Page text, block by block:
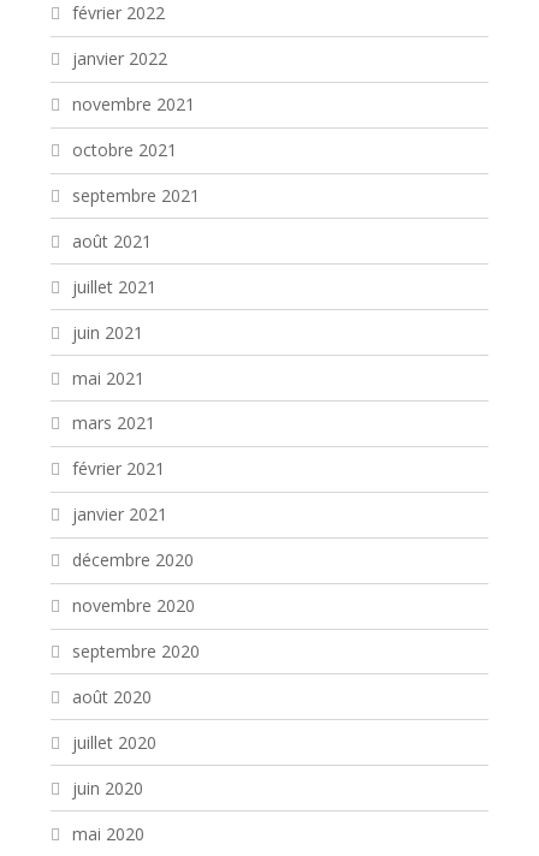
février 2022
janvier 2022
novembre 2021
octobre 2021
septembre 2021
août 2021
juillet 2021
juin 2021
mai 2021
mars 2021
février 2021
janvier 2021
décembre 2020
novembre 2020
septembre 2020
août 2020
juillet 2020
juin 2020
mai 2020